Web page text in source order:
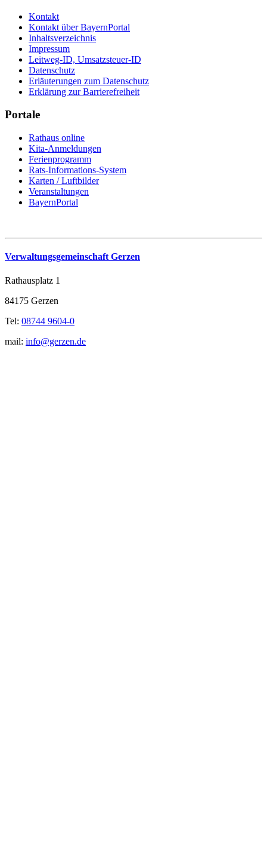
Kontakt
Kontakt über BayernPortal
Inhaltsverzeichnis
Impressum
Leitweg-ID, Umsatzsteuer-ID
Datenschutz
Erläuterungen zum Datenschutz
Erklärung zur Barrierefreiheit
Portale
Rathaus online
Kita-Anmeldungen
Ferienprogramm
Rats-Informations-System
Karten / Luftbilder
Veranstaltungen
BayernPortal
Verwaltungsgemeinschaft Gerzen
Rathausplatz 1
84175 Gerzen
Tel: 08744 9604-0
mail: info@gerzen.de